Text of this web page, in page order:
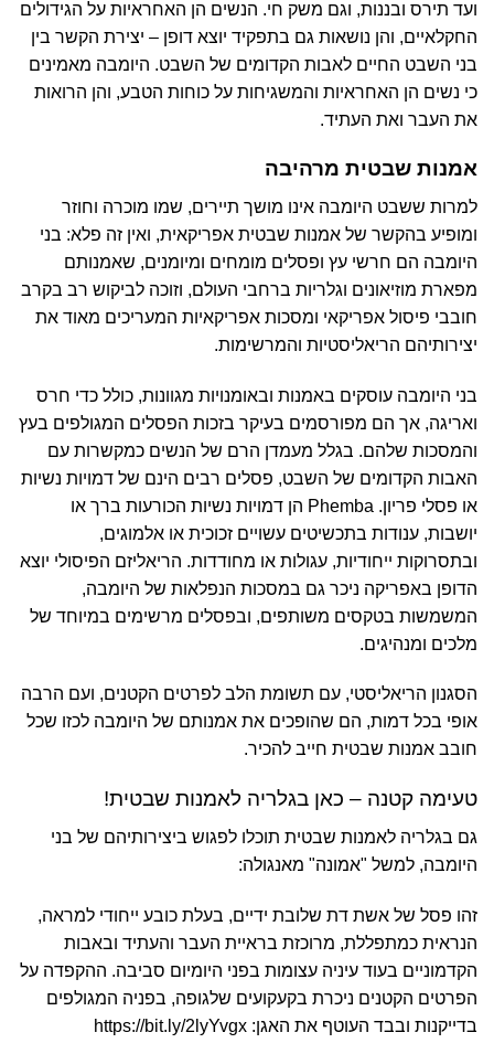
ועד תירס ובננות, וגם משק חי. הנשים הן האחראיות על הגידולים
החקלאיים, והן נושאות גם בתפקיד יוצא דופן – יצירת הקשר בין
בני השבט החיים לאבות הקדומים של השבט. היומבה מאמינים
כי נשים הן האחראיות והמשגיחות על כוחות הטבע, והן הרואות
את העבר ואת העתיד.
אמנות שבטית מרהיבה
למרות ששבט היומבה אינו מושך תיירים, שמו מוכרה וחוזר
ומופיע בהקשר של אמנות שבטית אפריקאית, ואין זה פלא: בני
היומבה הם חרשי עץ ופסלים מומחים ומיומנים, שאמנותם
מפארת מוזיאונים וגלריות ברחבי העולם, וזוכה לביקוש רב בקרב
חובבי פיסול אפריקאי ומסכות אפריקאיות המעריכים מאוד את
יצירותיהם הריאליסטיות והמרשימות.
בני היומבה עוסקים באמנות ובאומנויות מגוונות, כולל כדי חרס
ואריגה, אך הם מפורסמים בעיקר בזכות הפסלים המגולפים בעץ
והמסכות שלהם. בגלל מעמדן הרם של הנשים כמקשרות עם
האבות הקדומים של השבט, פסלים רבים הינם של דמויות נשיות
או פסלי פריון. Phemba הן דמויות נשיות הכורעות ברך או
יושבות, ענודות בתכשיטים עשויים זכוכית או אלמוגים,
ובתסרוקות ייחודיות, עגולות או מחודדות. הריאליזם הפיסולי יוצא
הדופן באפריקה ניכר גם במסכות הנפלאות של היומבה,
המשמשות בטקסים משותפים, ובפסלים מרשימים במיוחד של
מלכים ומנהיגים.
הסגנון הריאליסטי, עם תשומת הלב לפרטים הקטנים, ועם הרבה
אופי בכל דמות, הם שהופכים את אמנותם של היומבה לכזו שכל
חובב אמנות שבטית חייב להכיר.
טעימה קטנה – כאן בגלריה לאמנות שבטית!
גם בגלריה לאמנות שבטית תוכלו לפגוש ביצירותיהם של בני
היומבה, למשל "אמונה" מאנגולה:
זהו פסל של אשת דת שלובת ידיים, בעלת כובע ייחודי למראה,
הנראית כמתפללת, מרוכזת בראיית העבר והעתיד ובאבות
הקדמוניים בעוד עיניה עצומות בפני היומיום סביבה. ההקפדה על
הפרטים הקטנים ניכרת בקעקועים שלגופה, בפניה המגולפים
בדייקנות ובבד העוטף את האגן: https://bit.ly/2lyYvgx